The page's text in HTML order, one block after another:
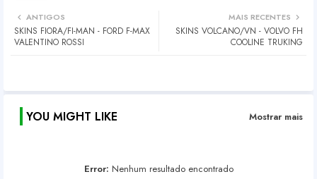
MAIS RECENTES
SKINS VOLCANO/VN - VOLVO FH
COOLINE TRUKING
ANTIGOS
SKINS FIORA/FI-MAN - FORD F-MAX
VALENTINO ROSSI
YOU MIGHT LIKE Mostrar mais
Error: Nenhum resultado encontrado